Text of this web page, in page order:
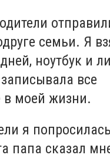
семьи. Я
ноутбук и
все
в моей жизни.
я
папа сказал